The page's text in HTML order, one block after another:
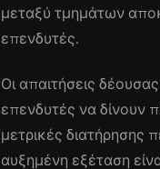
μεταξύ τμημάτων
επενδυτές.
Οι απαιτήσεις
επενδυτές να δίνουν
μετρικές διατήρησης
αυξημένη εξέταση